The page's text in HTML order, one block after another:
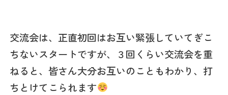
交流会は、正直初回はお互い緊張していてぎこ
ちないスタートですが、３回くらい交流会を重
ねると、皆さん大分お互いのこともわかり、打
ちとけてこられます